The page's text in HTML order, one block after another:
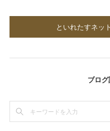
といれたすネッ
ブロ